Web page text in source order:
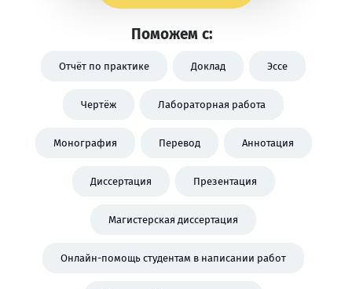
Поможем с:
Отчёт по практике Доклад Эссе
Чертёж Лабораторная работа
Монография Перевод Аннотация
Диссертация Презентация
Магистерская диссертация
Онлайн-помощь студентам в написании работ